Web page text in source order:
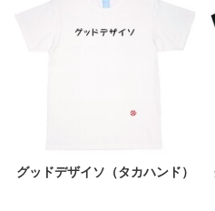
グッドデザイソ（タカハンド）